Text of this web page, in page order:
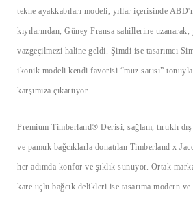
tekne ayakkabıları modeli, yıllar içerisinde
kıyılarından, Güney Fransa sahillerine
vazgeçilmezi haline geldi. Şimdi ise tasarımcı
ikonik modeli kendi favorisi “muz sarısı”
karşımıza çıkartıyor.
Premium Timberland® Derisi, sağlam, tırtıklı
ve pamuk bağcıklarla donatılan Timberland x
her adımda konfor ve şıklık sunuyor. Ortak
kare uçlu bağcık delikleri ise tasarıma modern